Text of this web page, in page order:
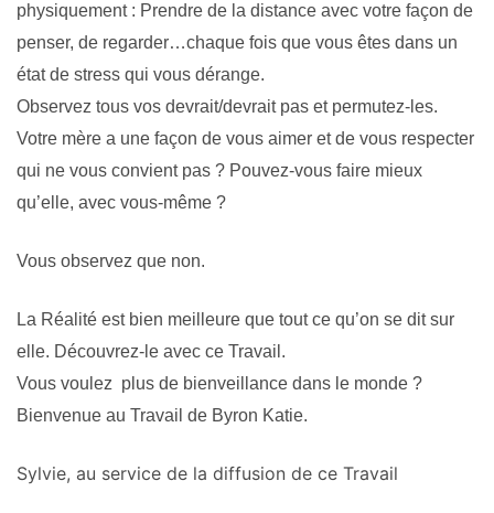
physiquement : Prendre de la distance avec votre façon de
penser, de regarder…chaque fois que vous êtes dans un
état de stress qui vous dérange.
Observez tous vos devrait/devrait pas et permutez-les.
Votre mère a une façon de vous aimer et de vous respecter
qui ne vous convient pas ? Pouvez-vous faire mieux
qu’elle, avec vous-même ?
Vous observez que non.
La Réalité est bien meilleure que tout ce qu’on se dit sur
elle. Découvrez-le avec ce Travail.
Vous voulez plus de bienveillance dans le monde ?
Bienvenue au Travail de Byron Katie.
Sylvie, au service de la diffusion de ce Travail